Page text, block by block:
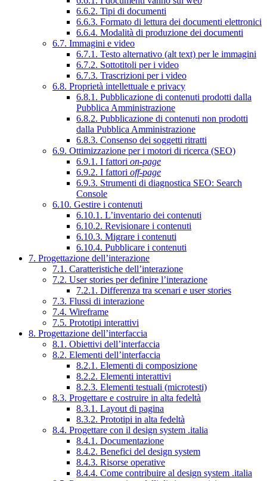
6.6.2. Tipi di documenti
6.6.3. Formato di lettura dei documenti elettronici
6.6.4. Modalità di produzione dei documenti
6.7. Immagini e video
6.7.1. Testo alternativo (alt text) per le immagini
6.7.2. Sottotitoli per i video
6.7.3. Trascrizioni per i video
6.8. Proprietà intellettuale e privacy
6.8.1. Pubblicazione di contenuti prodotti dalla
Pubblica Amministrazione
6.8.2. Pubblicazione di contenuti non prodotti
dalla Pubblica Amministrazione
6.8.3. Consenso dei soggetti ritratti
6.9. Ottimizzazione per i motori di ricerca (SEO)
6.9.1. I fattori on-page
6.9.2. I fattori off-page
6.9.3. Strumenti di diagnostica SEO: Search
Console
6.10. Gestire i contenuti
6.10.1. L’inventario dei contenuti
6.10.2. Revisionare i contenuti
6.10.3. Migrare i contenuti
6.10.4. Pubblicare i contenuti
7. Progettazione dell’interazione
7.1. Caratteristiche dell’interazione
7.2. User stories per definire l’interazione
7.2.1. Differenza tra scenari e user stories
7.3. Flussi di interazione
7.4. Wireframe
7.5. Prototipi interattivi
8. Progettazione dell’interfaccia
8.1. Obiettivi dell’interfaccia
8.2. Elementi dell’interfaccia
8.2.1. Elementi di composizione
8.2.2. Elementi interattivi
8.2.3. Elementi testuali (microtesti)
8.3. Progettare e costruire in alta fedeltà
8.3.1. Layout di pagina
8.3.2. Prototipi in alta fedeltà
8.4. Progettare con il design system .italia
8.4.1. Documentazione
8.4.2. Benefici del design system
8.4.3. Risorse operative
8.4.4. Come contribuire al design system .italia